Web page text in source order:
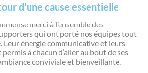
d'une cause essentielle
merci à l’ensemble des
qui ont porté nos équipes tout
Leur énergie communicative et leurs
à chacun d’aller au bout de ses
conviviale et bienveillante.